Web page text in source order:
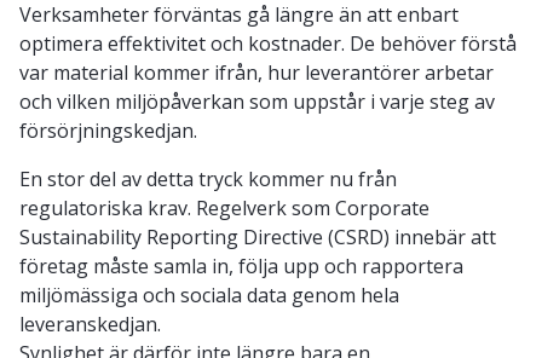
Verksamheter förväntas gå längre än att enbart
optimera effektivitet och kostnader. De behöver förstå
var material kommer ifrån, hur leverantörer arbetar
och vilken miljöpåverkan som uppstår i varje steg av
försörjningskedjan.
En stor del av detta tryck kommer nu från
regulatoriska krav. Regelverk som Corporate
Sustainability Reporting Directive (CSRD) innebär att
företag måste samla in, följa upp och rapportera
miljömässiga och sociala data genom hela
leveranskedjan.